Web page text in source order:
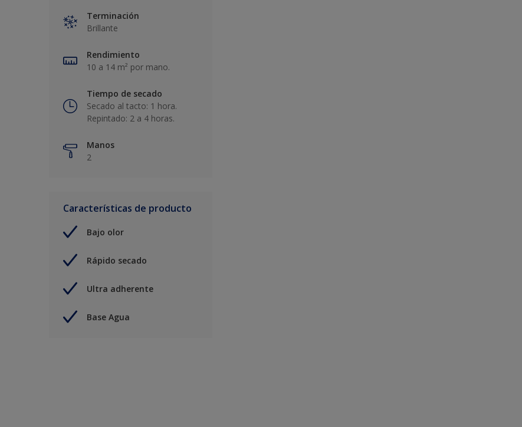
Terminación
Brillante
Rendimiento
10 a 14 m² por mano.
Tiempo de secado
Secado al tacto: 1 hora.
Repintado: 2 a 4 horas.
Manos
2
Características de producto
Bajo olor
Rápido secado
Ultra adherente
Base Agua